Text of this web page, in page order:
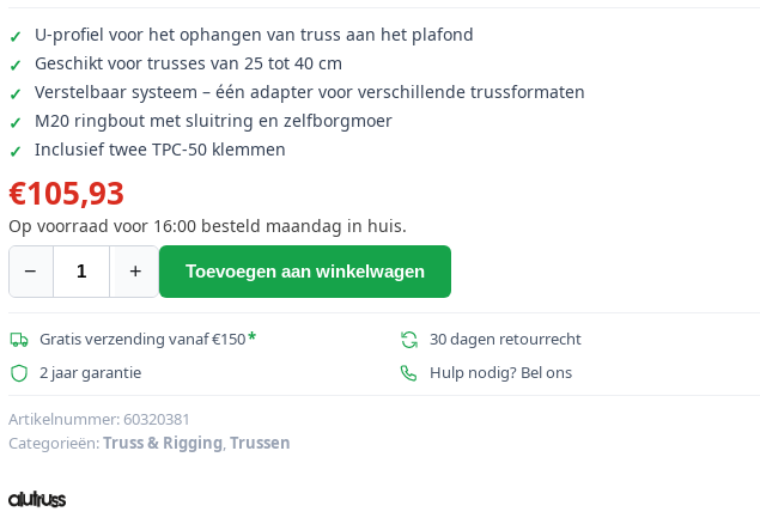
U-profiel voor het ophangen van truss aan het plafond
Geschikt voor trusses van 25 tot 40 cm
Verstelbaar systeem – één adapter voor verschillende trussformaten
M20 ringbout met sluitring en zelfborgmoer
Inclusief twee TPC-50 klemmen
€105,93
Op voorraad voor 16:00 besteld maandag in huis.
−
ALUTRUSS
1/Klemmen
Truss
zilver
aantal
+ Toevoegen aan winkelwagen
Gratis verzending vanaf €150*
30 dagen retourrecht
2 jaar garantie
Hulp nodig? Bel ons
Artikelnummer:60320381
Categorieën:Truss & Rigging Trussen